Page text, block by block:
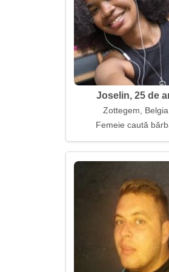
Joselin, 25 de
Zottegem, Belgia
Femeie caută